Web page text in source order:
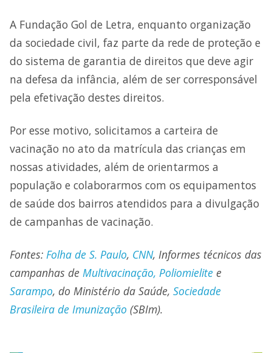
A Fundação Gol de Letra, enquanto organização
da sociedade civil, faz parte da rede de proteção e
do sistema de garantia de direitos que deve agir
na defesa da infância, além de ser corresponsável
pela efetivação destes direitos.
Por esse motivo, solicitamos a carteira de
vacinação no ato da matrícula das crianças em
nossas atividades, além de orientarmos a
população e colaborarmos com os equipamentos
de saúde dos bairros atendidos para a divulgação
de campanhas de vacinação.
Fontes: Folha de S. Paulo, CNN, Informes técnicos das
campanhas de Multivacinação, Poliomielite e
Sarampo, do Ministério da Saúde, Sociedade
Brasileira de Imunização (SBIm).